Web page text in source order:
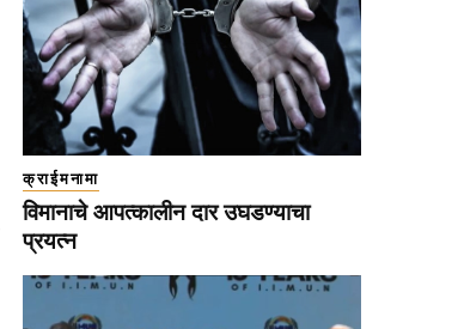
क्राईमनामा
विमानाचे आपत्कालीन दार उघडण्याचा
प्रयत्न